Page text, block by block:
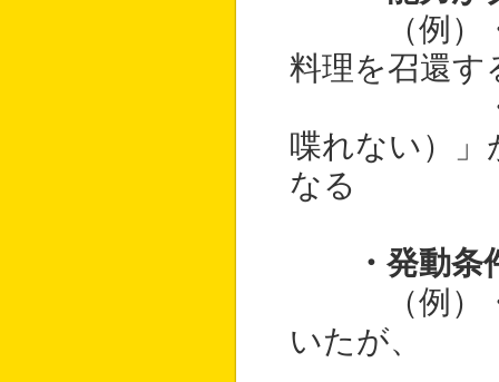
（例）・
料理を召還す
・「猫の
喋れない）」
なる
・発動
（例）・
いたが、